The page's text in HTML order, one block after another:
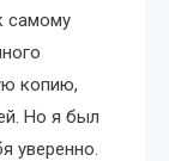
самому
копию,
Но я был
уверенно.